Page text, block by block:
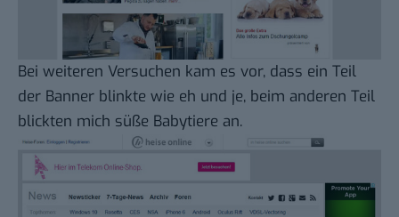
Bei weiteren Versuchen kam es vor, dass ein Teil
der Banner blinkte wie eh und je, beim anderen Teil
blickten mich süße Babytiere an.